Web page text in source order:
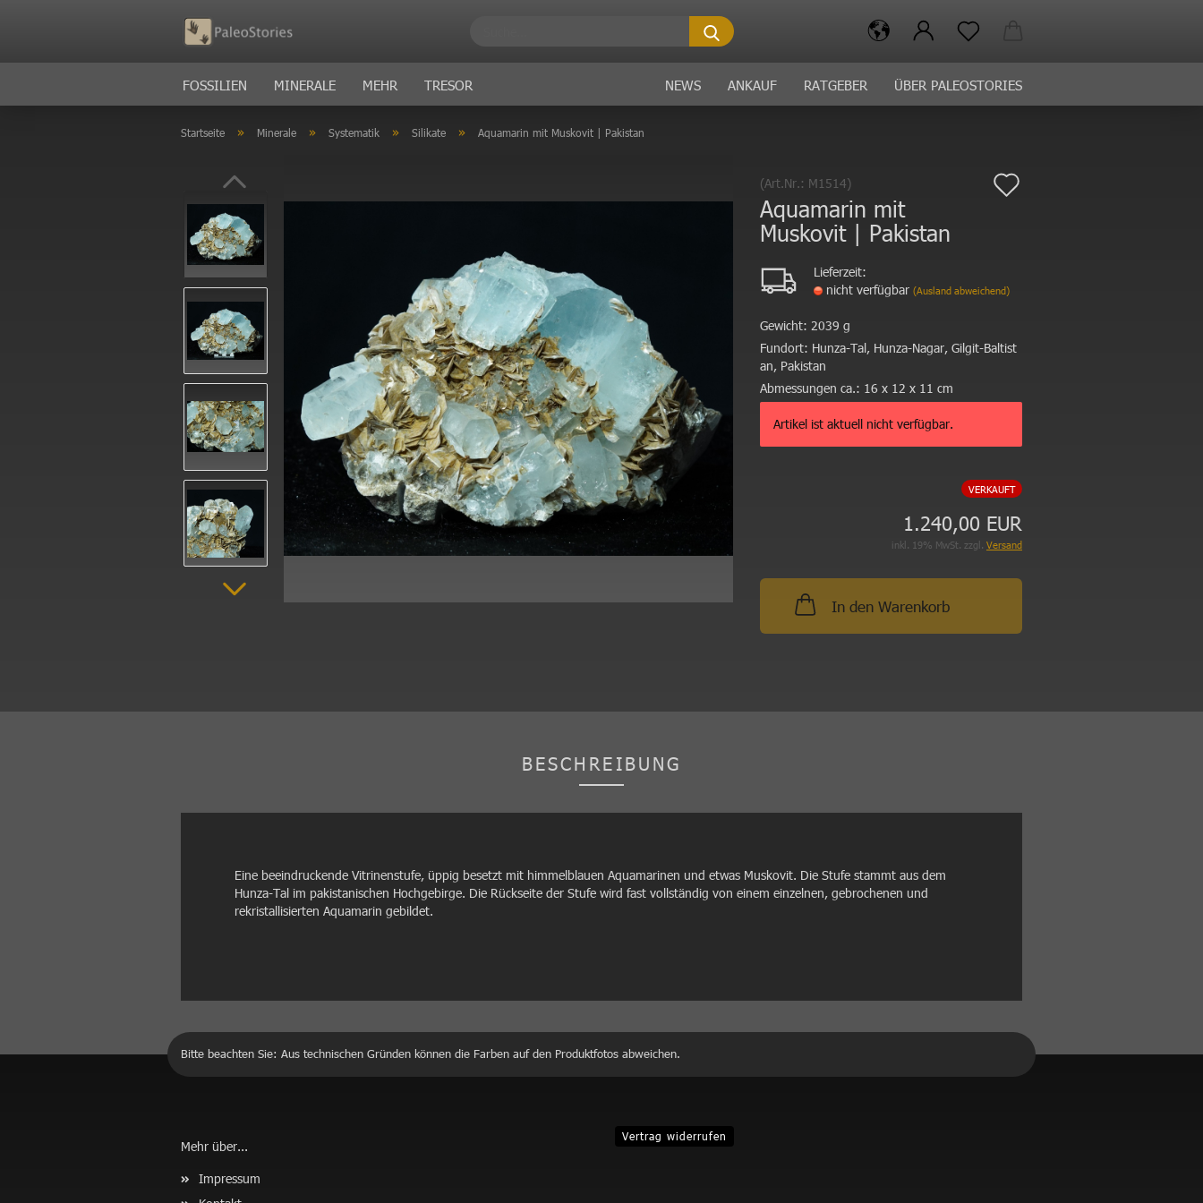
Suche...
FOSSILIEN MINERALE MEHR TRESOR NEWS ANKAUF RATGEBER ÜBER PALEOSTORIES
Startseite » Minerale » Systematik » Silikate » Aquamarin mit Muskovit | Pakistan
(Art.Nr.: M1514)
Aquamarin mit
Muskovit | Pakistan
Lieferzeit:
nicht verfügbar (Ausland abweichend)
Gewicht: 2039 g
Fundort: Hunza-Tal, Hunza-Nagar, Gilgit-Baltist
an, Pakistan
Abmessungen ca.: 16 x 12 x 11 cm
Artikel ist aktuell nicht verfügbar.
VERKAUFT
1.240,00 EUR
inkl. 19% MwSt. zzgl. Versand
In den Warenkorb
BESCHREIBUNG
Eine beeindruckende Vitrinenstufe, üppig besetzt mit himmelblauen Aquamarinen und etwas Muskovit. Die Stufe stammt aus dem
Hunza-Tal im pakistanischen Hochgebirge. Die Rückseite der Stufe wird fast vollständig von einem einzelnen, gebrochenen und
rekristallisierten Aquamarin gebildet.
Bitte beachten Sie: Aus technischen Gründen können die Farben auf den Produktfotos abweichen.
Mehr über...
Impressum
Vertrag widerrufen